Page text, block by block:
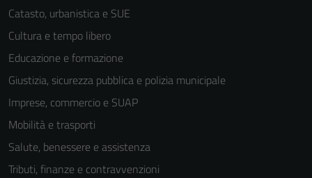
Catasto, urbanistica e SUE
Cultura e tempo libero
Educazione e formazione
Giustizia, sicurezza pubblica e polizia municipale
Imprese, commercio e SUAP
Mobilità e trasporti
Salute, benessere e assistenza
Tributi, finanze e contravvenzioni